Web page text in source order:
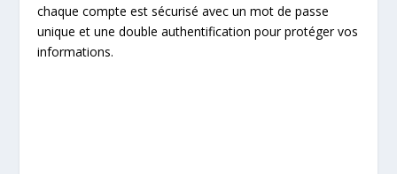
chaque compte est sécurisé avec un mot de passe
unique et une double authentification pour protéger vos
informations.